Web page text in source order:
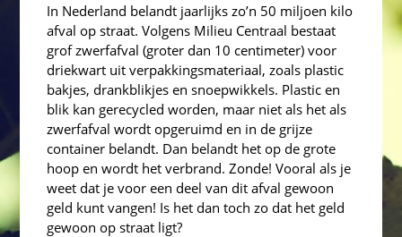
In Nederland belandt jaarlijks zo’n 50 miljoen kilo
afval op straat. Volgens Milieu Centraal bestaat
grof zwerfafval (groter dan 10 centimeter) voor
driekwart uit verpakkingsmateriaal, zoals plastic
bakjes, drankblikjes en snoepwikkels. Plastic en
blik kan gerecycled worden, maar niet als het als
zwerfafval wordt opgeruimd en in de grijze
container belandt. Dan belandt het op de grote
hoop en wordt het verbrand. Zonde! Vooral als je
weet dat je voor een deel van dit afval gewoon
geld kunt vangen! Is het dan toch zo dat het geld
gewoon op straat ligt?